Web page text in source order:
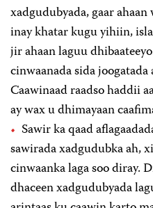
xadgudubyada, gaar
inay khatar kugu yihiin,
jir ahaan laguu
cinwaanada sida
Caawinaad raadso haddii
ay wax u dhimayaan
Sawir ka qaad
sawirada xadgudubka ah,
cinwaanka laga soo diray.
dhaceen xadgudubyada